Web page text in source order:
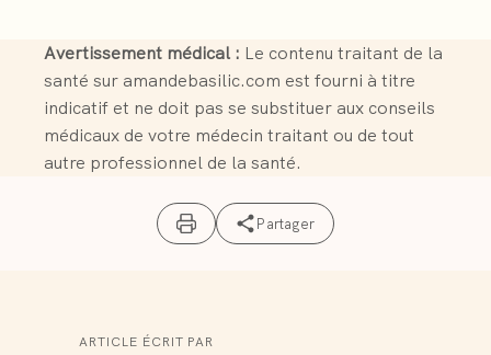
Avertissement médical : Le contenu traitant de la
santé sur amandebasilic.com est fourni à titre
indicatif et ne doit pas se substituer aux conseils
médicaux de votre médecin traitant ou de tout
autre professionnel de la santé.
Partager
ARTICLE ÉCRIT PAR